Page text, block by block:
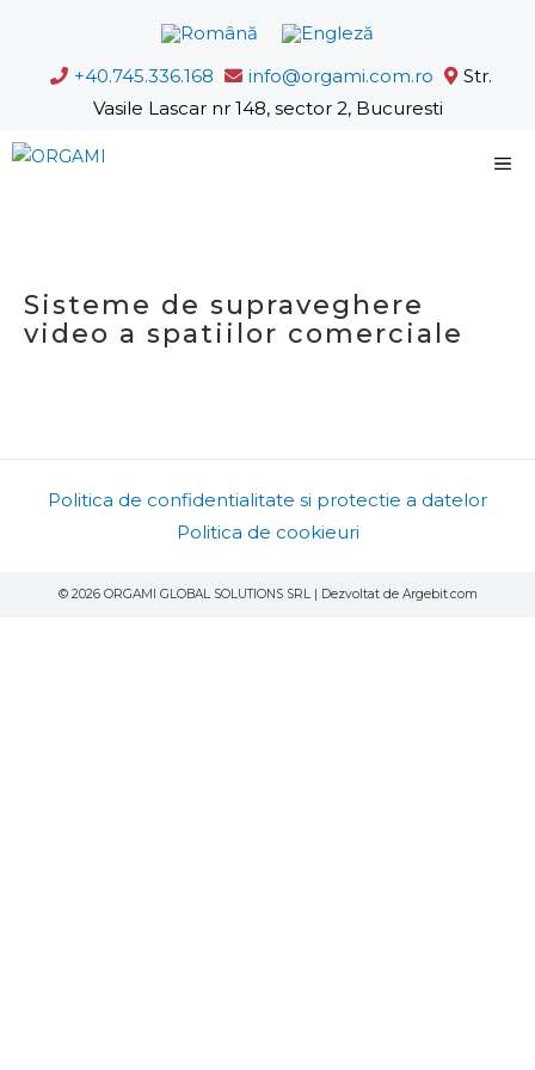
conținut+40.745.336.168 info@orgami.com.ro
Str.
Vasile Lascar nr 148, sector 2, Bucuresti
Sisteme de supraveghere
video a spatiilor comerciale
Politica de confidentialitate si protectie a datelor
Politica de cookieuri
© 2026 ORGAMI GLOBAL SOLUTIONS SRL | Dezvoltat de Argebit.com